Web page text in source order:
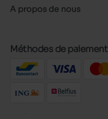
A propos de nous
Méthodes de paiement